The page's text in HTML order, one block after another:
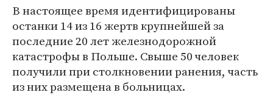
В настоящее время идентифицированы
останки 14 из 16 жертв крупнейшей за
последние 20 лет железнодорожной
катастрофы в Польше. Свыше 50 человек
получили при столкновении ранения, часть
из них размещена в больницах.